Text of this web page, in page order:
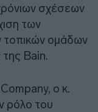
σχέσεων
των
ομάδων
της Bain.
ο κ.
ρόλο του